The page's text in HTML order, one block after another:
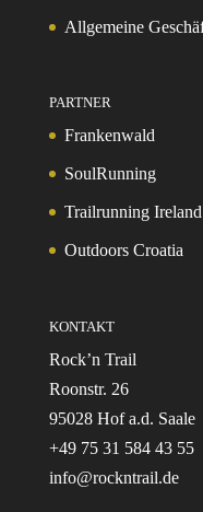
Allgemeine
PARTNER
Frankenwald
SoulRunning
Trailrunning Ireland
Outdoors Croatia
KONTAKT
Rock’n Trail
Roonstr. 26
95028 Hof a.d. Saale
+49 75 31 584 43 55
info@rockntrail.de